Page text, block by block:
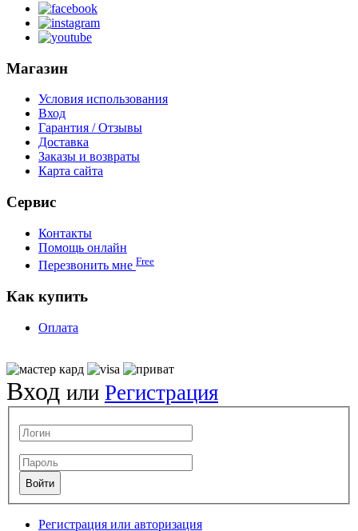
Магазин
Условия использования
Вход
Гарантия / Отзывы
Доставка
Заказы и возвраты
Карта сайта
Сервис
Контакты
Помощь онлайн
Перезвонить мне Free
Как купить
Оплата
Вход или Регистрация
Регистрация или авторизация